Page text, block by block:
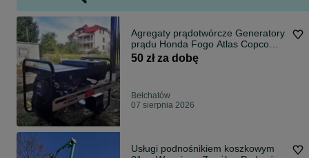
Agregaty prądotwórcze Generatory
prądu Honda Fogo Atlas Copco
Wynajem
50 zł za dobę
Bełchatów
07 sierpnia 2026
Usługi podnośnikiem koszkowym